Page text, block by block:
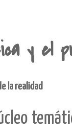
y el
la realidad